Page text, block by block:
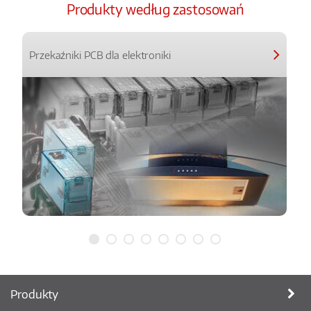
Produkty według zastosowań
Przekaźniki PCB dla elektroniki
Produkty